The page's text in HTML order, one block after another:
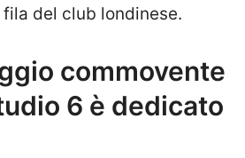
del club londinese.
commovente
6 è dedicato